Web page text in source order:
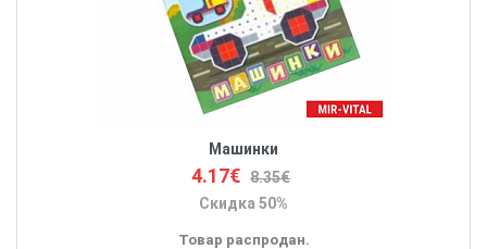
Машинки
4.17€ 8.35€
Скидка 50%
Товар распродан.